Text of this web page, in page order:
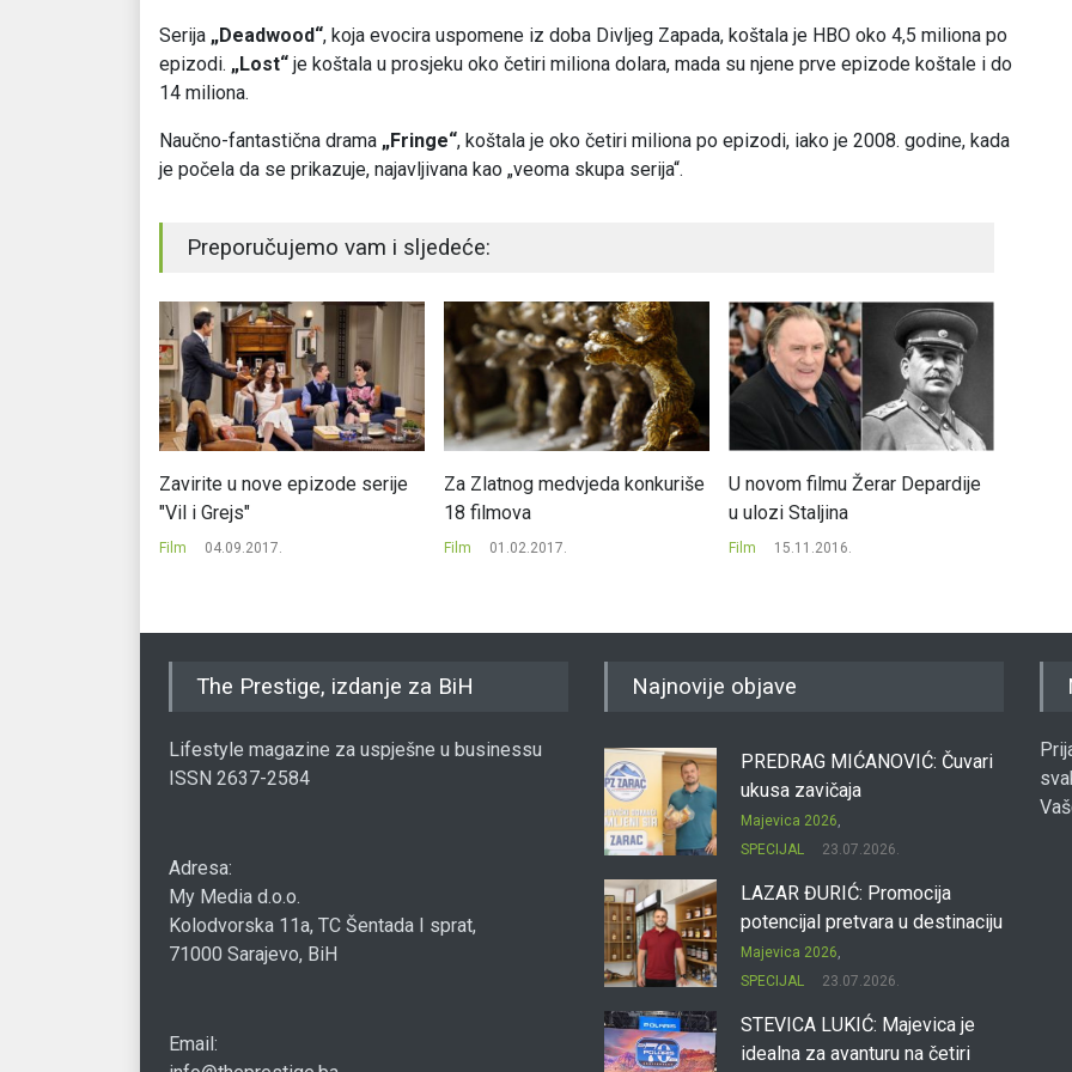
Serija „Deadwood“, koja evocira uspomene iz doba Divljeg Zapada, koštala je HBO oko 4,5 miliona po
epizodi. „Lost“ je koštala u prosjeku oko četiri miliona dolara, mada su njene prve epizode koštale i do
14 miliona.
Naučno-fantastična drama „Fringe“, koštala je oko četiri miliona po epizodi, iako je 2008. godine, kada
je počela da se prikazuje, najavljivana kao „veoma skupa serija“.
Preporučujemo vam i sljedeće:
Zavirite u nove epizode serije
"Vil i Grejs"
Film 04.09.2017.
Za Zlatnog medvjeda konkuriše
18 filmova
Film 01.02.2017.
U novom filmu Žerar Depardije
u ulozi Staljina
Film 15.11.2016.
The Prestige, izdanje za BiH
Lifestyle magazine za uspješne u businessu
ISSN 2637-2584
Adresa:
My Media d.o.o.
Kolodvorska 11a, TC Šentada I sprat,
71000 Sarajevo, BiH
Email:
Najnovije objave
PREDRAG MIĆANOVIĆ: Čuvari
ukusa zavičaja
Majevica 2026
SPECIJAL
23.07.2026.
LAZAR ĐURIĆ: Promocija
potencijal pretvara u destinaciju
Majevica 2026
SPECIJAL
23.07.2026.
STEVICA LUKIĆ: Majevica je
idealna za avanturu na četiri